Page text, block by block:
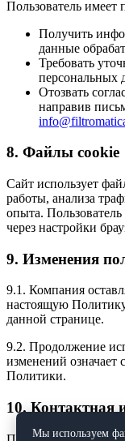
Пользователь имеет
Получить
данные
Требовать
персональных
Отозвать
направив
8. Файлы cookie
Сайт использует
работы, анализа
опыта.
через настройки
9. Изменения
9.1. Компания
настоящую
данной странице.
9.2. Продолжение
изменений означает
Политики.
10. Контактная
Мы используем